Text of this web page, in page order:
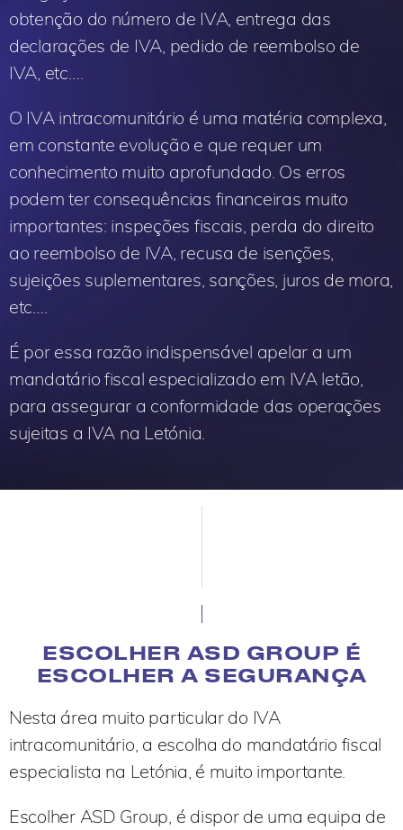
obtenção do número de IVA, entrega das
declarações de IVA, pedido de reembolso de
IVA, etc….
O IVA intracomunitário é uma matéria complexa,
em constante evolução e que requer um
conhecimento muito aprofundado. Os erros
podem ter consequências financeiras muito
importantes: inspeções fiscais, perda do direito
ao reembolso de IVA, recusa de isenções,
sujeições suplementares, sanções, juros de mora,
etc….
É por essa razão indispensável apelar a um
mandatário fiscal especializado em IVA letão,
para assegurar a conformidade das operações
sujeitas a IVA na Letónia.
ESCOLHER ASD GROUP É
ESCOLHER A SEGURANÇA
Nesta área muito particular do IVA
intracomunitário, a escolha do mandatário fiscal
especialista na Letónia, é muito importante.
Escolher ASD Group, é dispor de uma equipa de